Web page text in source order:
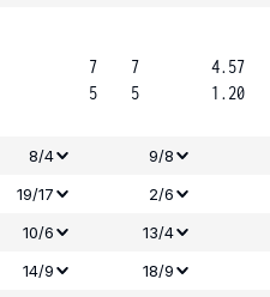
7
5
7
5
4.57
1.20
8/4
9/8
19/17
2/6
10/6
13/4
14/9
18/9